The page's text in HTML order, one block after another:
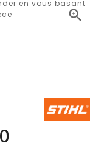

en vous basant